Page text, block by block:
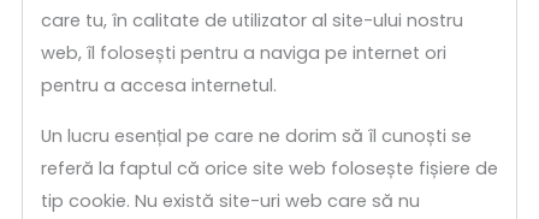
care tu, în calitate de utilizator al site-ului nostru
web, îl folosești pentru a naviga pe internet ori
pentru a accesa internetul.
Un lucru esențial pe care ne dorim să îl cunoști se
referă la faptul că orice site web folosește fișiere de
tip cookie. Nu există site-uri web care să nu